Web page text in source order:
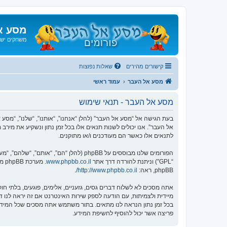
מסע
משחקים
קישורים מהירים שאלות נפוצות
מסע אל העבר עמוד ראשי
מסע אל העבר - תנאי שימוש
אל העבר”. אנו יכולים לשנות תנאים אלו בכל זמן נתון ונשקיע את
לתנאים אלו כאשר הם מעודכנים ו/או מתוקנים.
הפורומים שלנו מבוססים על phpBB (להלן “הם”, “אותם”, “שלהם”, “מערכת phpBB”, “www.phpbb.co.il”, “קבוצת phpBB”, “צוות phpBB הישראלי”) אשר הינה מערכת בולטיין המשוחררת תחת הסכם “
“GPL”) וניתנת להורדה דרך אתר
www.phpbb.co.il
phpBB, ראה:
http://www.phpbb.co.il/
.
אתה מסכים לא לשלוח דברים גסים, גזעניים, אלימים, פוגעים,
פריצה אשר יכול להוסיף לחשיפת המידע.